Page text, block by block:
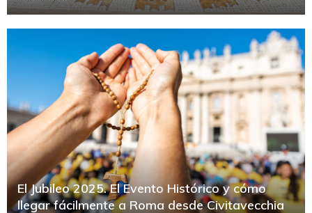
El Jubileo 2025. El Evento Histórico y cómo
llegar fácilmente a Roma desde Civitavecchia